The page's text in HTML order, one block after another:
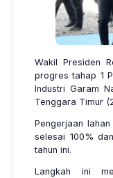
Wakil Presiden
progres tahap 1
Industri Garam
Tenggara Timur
Pengerjaan
selesai 100%
tahun ini.
Langkah ini